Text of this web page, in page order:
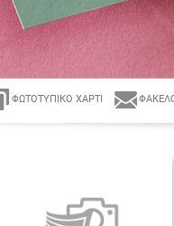
ΦΩΤΟΤΥΠΙΚΌ ΧΑΡΤΊ